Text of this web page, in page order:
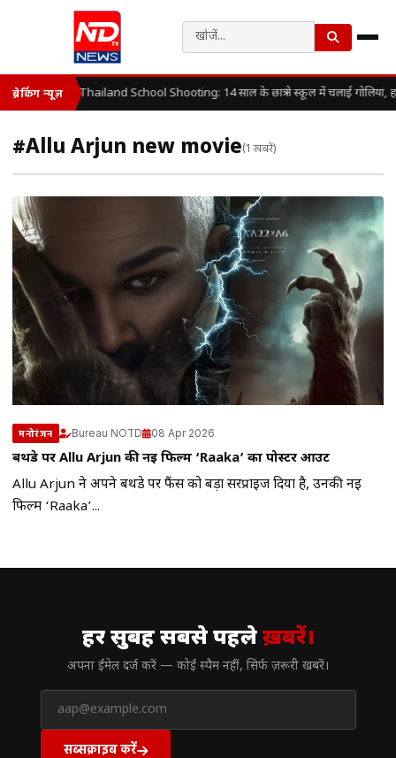
ब्रेकिंग न्यूज़ Thailand School Shooting: 14 साल के छात्र ने स्कूल में चलाई गोलियां,
#Allu Arjun new movie(1 खबरें)
मनोरंजन Bureau NOTD 08 Apr 2026
बर्थडे पर Allu Arjun की नई फिल्म ‘Raaka’ का पोस्टर आउट
Allu Arjun ने अपने बर्थडे पर फैंस को बड़ा सरप्राइज दिया है, उनकी नई
फिल्म ‘Raaka’...
हर सुबह सबसे पहलेख़बरें।
अपना ईमेल दर्ज करें — कोई स्पैम नहीं, सिर्फ ज़रूरी खबरें।
सब्सक्राइब करें